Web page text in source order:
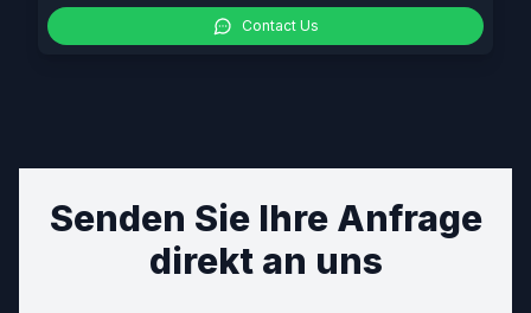
Contact Us
Senden Sie Ihre Anfrage
direkt an uns